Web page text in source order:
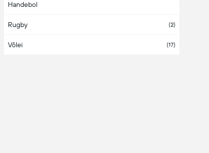
Handebol
Rugby (2)
Vôlei (17)